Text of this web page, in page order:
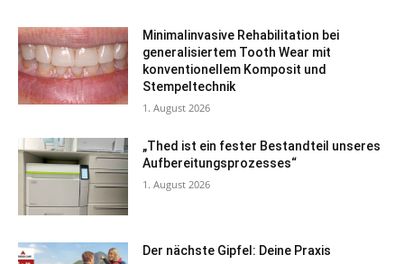
Minimalinvasive Rehabilitation bei
generalisiertem Tooth Wear mit
konventionellem Komposit und
Stempeltechnik
1. August 2026
„Thed ist ein fester Bestandteil unseres
Aufbereitungsprozesses“
1. August 2026
Der nächste Gipfel: Deine Praxis